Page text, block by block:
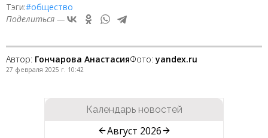
Тэги:#общество
Поделиться —
Автор: Гончарова АнастасияФото: yandex.ru
27 февраля 2025 г. 10:42
Календарь новостей
Август 2026